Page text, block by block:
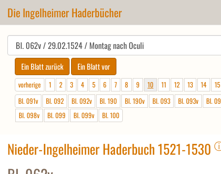
Die Ingelheimer Haderbücher
vorherige 1 2 3 4 5 6 7 8 9 10 11 12 13 14
15
Bl. 091v
Bl. 092 Bl. 092v Bl. 190 Bl. 190v Bl. 093 Bl. 093v
Bl.
Bl. 098v
Bl. 099 Bl. 099v Bl. 100
Nieder-Ingelheimer Haderbuch 1521-1530